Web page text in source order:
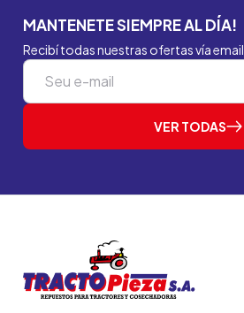
MANTENETE SIEMPRE AL DÍA!
Recibí todas nuestras ofertas vía email
VER TODAS